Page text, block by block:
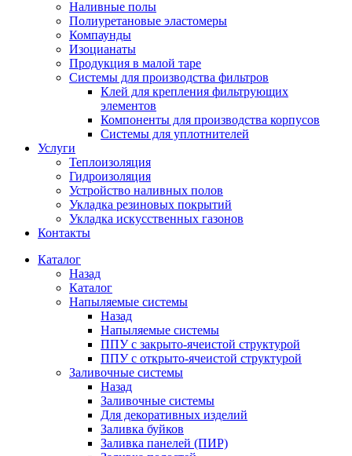
Наливные полы
Полиуретановые эластомеры
Компаунды
Изоцианаты
Продукция в малой таре
Системы для производства фильтров
Клей для крепления фильтрующих
элементов
Компоненты для производства корпусов
Системы для уплотнителей
Услуги
Теплоизоляция
Гидроизоляция
Устройство наливных полов
Укладка резиновых покрытий
Укладка искусственных газонов
Контакты
Каталог
Назад
Каталог
Напыляемые системы
Назад
Напыляемые системы
ППУ с закрыто-ячеистой структурой
ППУ с открыто-ячеистой структурой
Заливочные системы
Назад
Заливочные системы
Для декоративных изделий
Заливка буйков
Заливка панелей (ПИР)